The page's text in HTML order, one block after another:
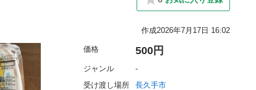
作成2026年7月17日 16:02
価格 500円
ジャンル
-
受け渡し場所
長久手市